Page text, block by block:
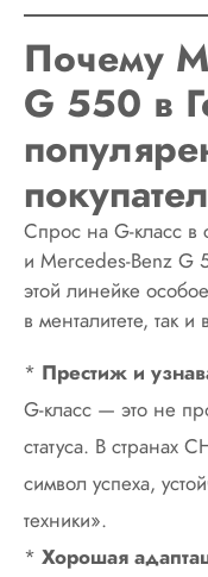
Почему
G 550 в
Спрос на G-класс в
и Mercedes-Benz G
этой линейке
в менталитете, так и
* Престиж и
G-класс — это не
статуса. В странах
символ успеха,
техники».
* Хорошая